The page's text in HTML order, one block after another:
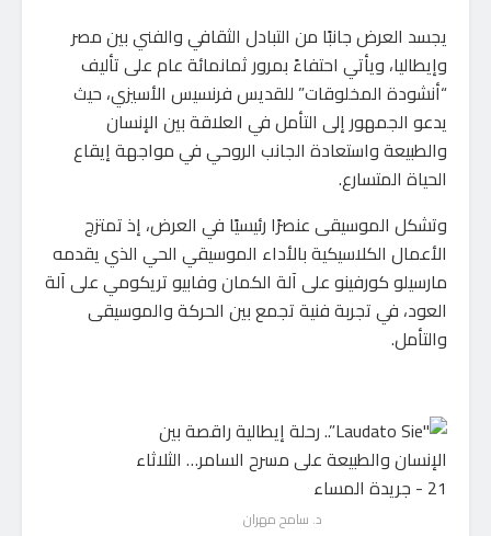
يجسد العرض جانبًا من التبادل الثقافي والفني بين مصر
وإيطاليا، ويأتي احتفاءً بمرور ثمانمائة عام على تأليف
“أنشودة المخلوقات” للقديس فرنسيس الأسيزي، حيث
يدعو الجمهور إلى التأمل في العلاقة بين الإنسان
والطبيعة واستعادة الجانب الروحي في مواجهة إيقاع
الحياة المتسارع.
وتشكل الموسيقى عنصرًا رئيسيًا في العرض، إذ تمتزج
الأعمال الكلاسيكية بالأداء الموسيقي الحي الذي يقدمه
مارسيلو كورفينو على آلة الكمان وفابيو تريكومي على آلة
العود، في تجربة فنية تجمع بين الحركة والموسيقى
والتأمل.
د. سامح مهران